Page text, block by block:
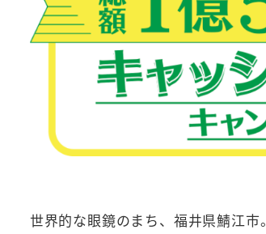
世界的な眼鏡のまち、福井県鯖江市。